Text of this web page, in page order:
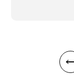
Мой брат,
юрист,